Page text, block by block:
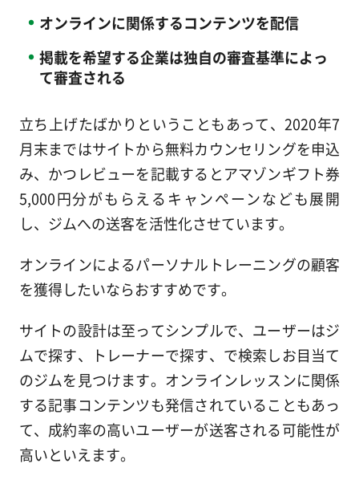
オンラインに関係するコンテンツを配信
掲載を希望する企業は独自の審査基準によっ
て審査される
立ち上げたばかりということもあって、2020年7
月末まではサイトから無料カウンセリングを申込
み、かつレビューを記載するとアマゾンギフト券
5,000円分がもらえるキャンペーンなども展開
し、ジムへの送客を活性化させています。
オンラインによるパーソナルトレーニングの顧客
を獲得したいならおすすめです。
サイトの設計は至ってシンプルで、ユーザーはジ
ムで探す、トレーナーで探す、で検索しお目当て
のジムを見つけます。オンラインレッスンに関係
する記事コンテンツも発信されていることもあっ
て、成約率の高いユーザーが送客される可能性が
高いといえます。